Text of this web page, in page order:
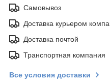
Самовывоз
Доставка курьером
Доставка почтой
Транспортная компания
Все условия доставки